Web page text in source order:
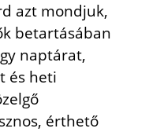
azt mondjuk,
betartásában
naptárat,
és heti
érthető